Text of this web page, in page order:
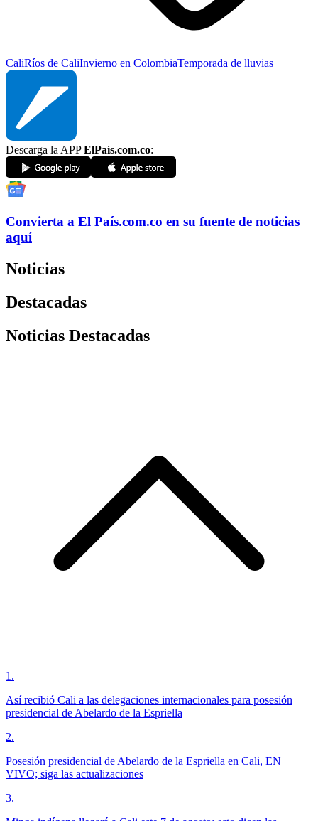
CaliRíos de CaliInvierno en ColombiaTemporada de lluvias
Descarga la APPElPaís.com.co:
Convierta a El País.com.co en su fuente de noticias
aquí
Noticias
Destacadas
Noticias Destacadas
1 .
Así recibió Cali a las delegaciones internacionales para posesión
presidencial de Abelardo de la Espriella
2.
Posesión presidencial de Abelardo de la Espriella en Cali, EN
VIVO; siga las actualizaciones
3.